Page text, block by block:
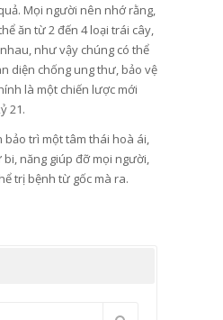
Mọi người nên nhớ rằng,
ăn từ 2 đến 4 loại trái cây,
như vậy chúng có thể
diện chống ung thư, bảo vệ
là một chiến lược mới
21.
bảo trì một tâm thái hoà ái,
năng giúp đỡ mọi người,
trị bệnh từ gốc mà ra.